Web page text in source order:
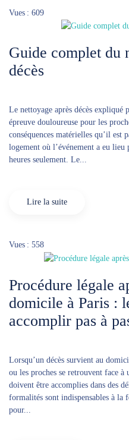
Vues : 609
Guide complet du
décès
Le nettoyage après décès expliqué
épreuve douloureuse pour les
conséquences matérielles qu’il
logement où l’événement a eu
heures seulement. Le...
Lire la suite
Vues : 558
Procédure légale
domicile à Paris :
accomplir pas à
Lorsqu’un décès survient au
ou les proches se retrouvent face
doivent être accomplies dans des
formalités sont indispensables à la
pour...